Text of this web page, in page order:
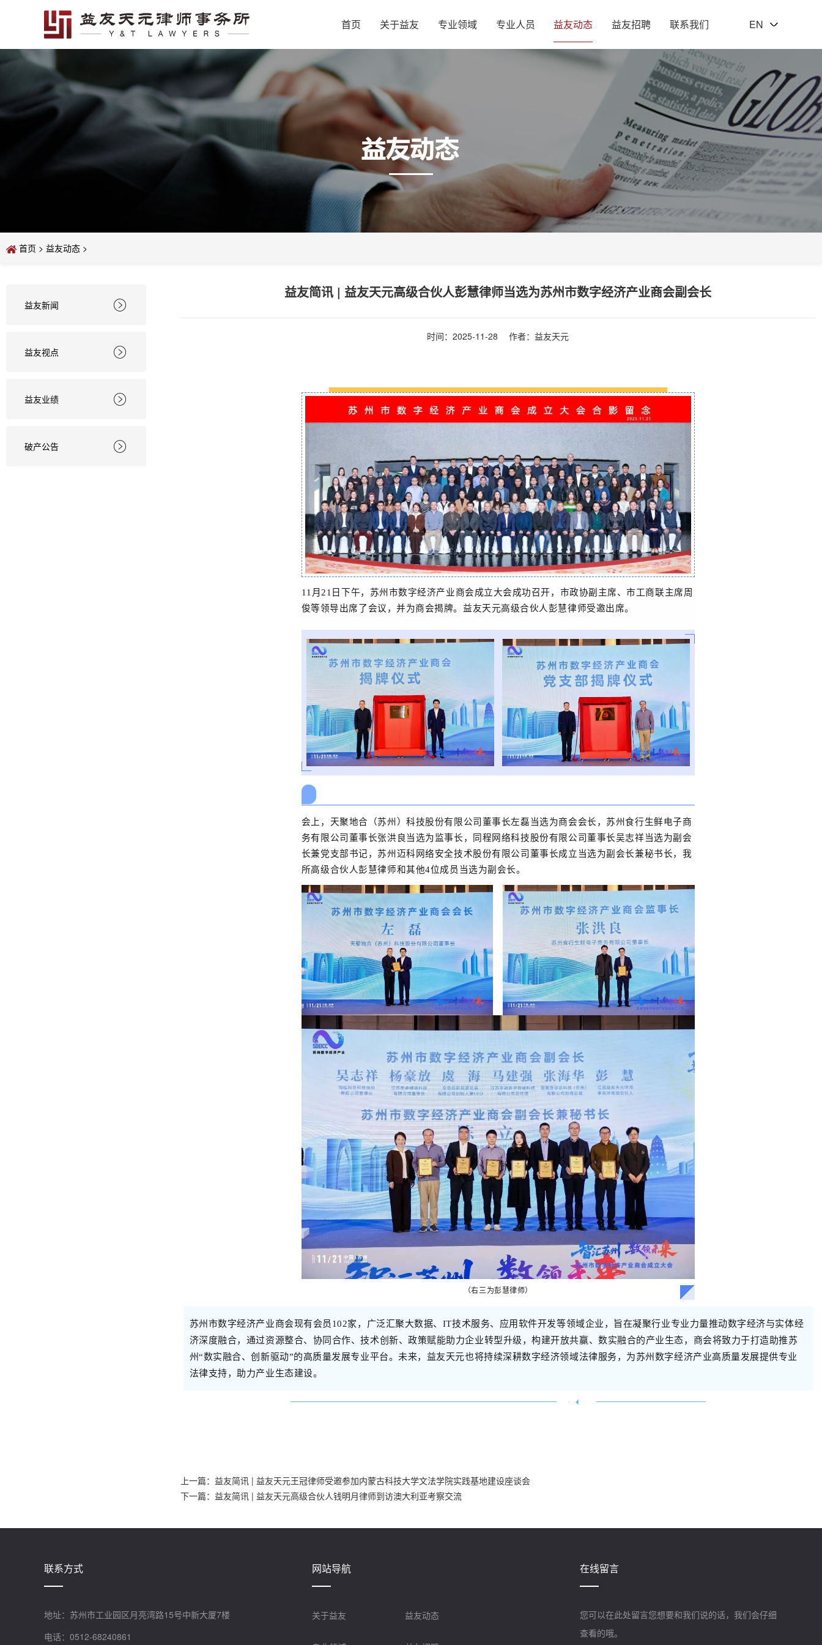
首页 关于益友 专业领域 专业人员 益友动态 益友招聘 联系我们 EN
首页 > 益友动态 >
益友新闻 
益友视点 
益友业绩 
破产公告 
益友简讯 | 益友天元高级合伙人彭慧律师当选为苏州市数字经济产业商会副会长
时间：2025-11-28 作者：益友天元
11月21日下午，苏州市数字经济产业商会成立大会成功召开，市政协副主席、市工商联主席周
俊等领导出席了会议，并为商会揭牌。 益友天元高级合伙人彭慧律师受邀出席。
会上，天聚地合（苏州）科技股份有限公司董事长左磊当选为商会会长，苏州食行生鲜电子商
务有限公司董事长张洪良当选为监事长，同程网络科技股份有限公司董事长吴志祥当选为副会
长兼党支部书记，苏州迈科网络安全技术股份有限公司董事长成立当选为副会长兼秘书长，我
所高级合伙人彭慧律师和其他4位成员当选为副会长。
（右三为彭慧律师）
苏州市数字经济产业商会现有会员102家，广泛汇聚大数据、IT技术服务、应用软件开发等领域企业，旨在凝聚行业专业力量推动数字经济与实体经
济深度融合，通过资源整合、协同合作、技术创新、政策赋能助力企业转型升级，构建开放共赢、数实融合的产业生态，商会将致力于打造助推苏
州“数实融合、创新驱动”的高质量发展专业平台。未来，益友天元也将持续深耕数字经济领域法律服务，为苏州数字经济产业高质量发展提供专业
法律支持，助力产业生态建设。
上一篇： 益友简讯 | 益友天元王冠律师受邀参加内蒙古科技大学文法学院实践基地建设座谈会
下一篇： 益友简讯 | 益友天元高级合伙人钱明月律师到访澳大利亚考察交流
联系方式
地址：苏州市工业园区月亮湾路15号中新大厦7楼
电话：0512-68240861
网站导航
关于益友 益友动态
在线留言
您可以在此处留言您想要和我们说的话，我们会仔细
查看的哦。